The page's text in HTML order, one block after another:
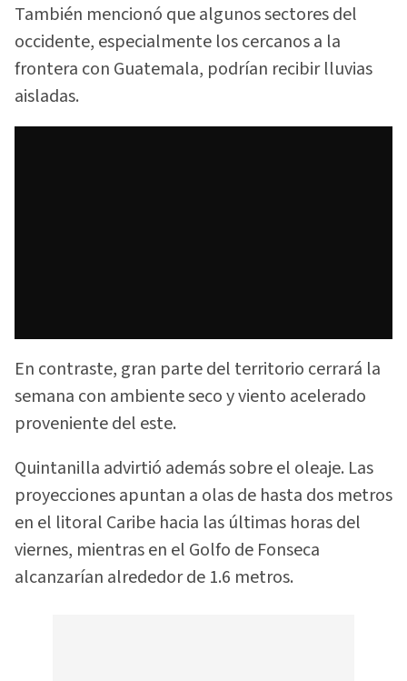
También mencionó que algunos sectores del
occidente, especialmente los cercanos a la
frontera con Guatemala, podrían recibir lluvias
aisladas.
En contraste, gran parte del territorio cerrará la
semana con ambiente seco y viento acelerado
proveniente del este.
Quintanilla advirtió además sobre el oleaje. Las
proyecciones apuntan a olas de hasta dos metros
en el litoral Caribe hacia las últimas horas del
viernes, mientras en el Golfo de Fonseca
alcanzarían alrededor de 1.6 metros.